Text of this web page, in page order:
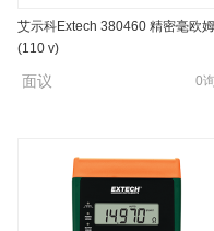
艾示科Extech 380460 精密毫欧
(110 v)
面议 0